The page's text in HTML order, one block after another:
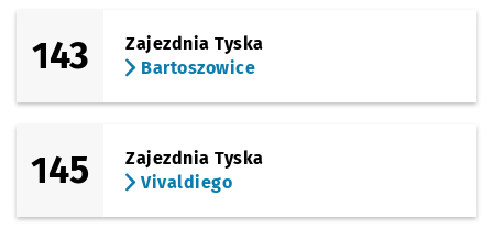
143
Zajezdnia Tyska
Bartoszowice
145
Zajezdnia Tyska
Vivaldiego